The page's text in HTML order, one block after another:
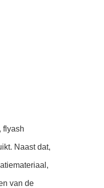
flyash
Naast dat,
van de